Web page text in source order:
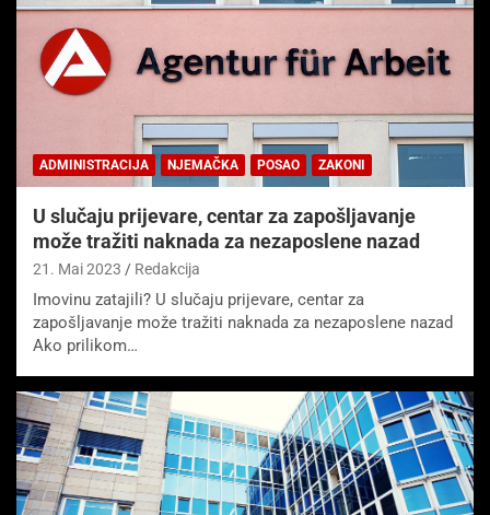
ADMINISTRACIJA NJEMAČKA POSAO ZAKONI
U slučaju prijevare, centar za zapošljavanje
može tražiti naknada za nezaposlene nazad
21. Mai 2023 Redakcija
Imovinu zatajili? U slučaju prijevare, centar za
zapošljavanje može tražiti naknada za nezaposlene nazad
Ako prilikom…